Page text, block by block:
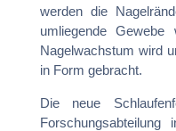
werden die
umliegende
Nagelwachstum wird
in Form gebracht.
Die neue